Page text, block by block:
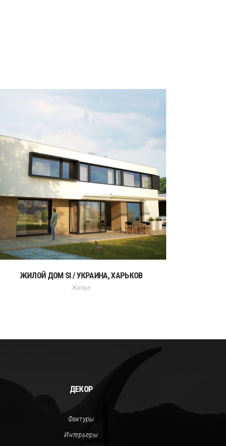
ЖИЛОЙ ДОМ SI / УКРАИНА, ХАРЬКОВ
Жилье
ДЕКОР
Фактуры
Интерьеры